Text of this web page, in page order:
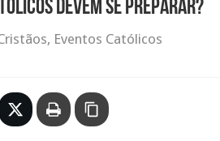
devem se preparar?
, Eventos Católicos